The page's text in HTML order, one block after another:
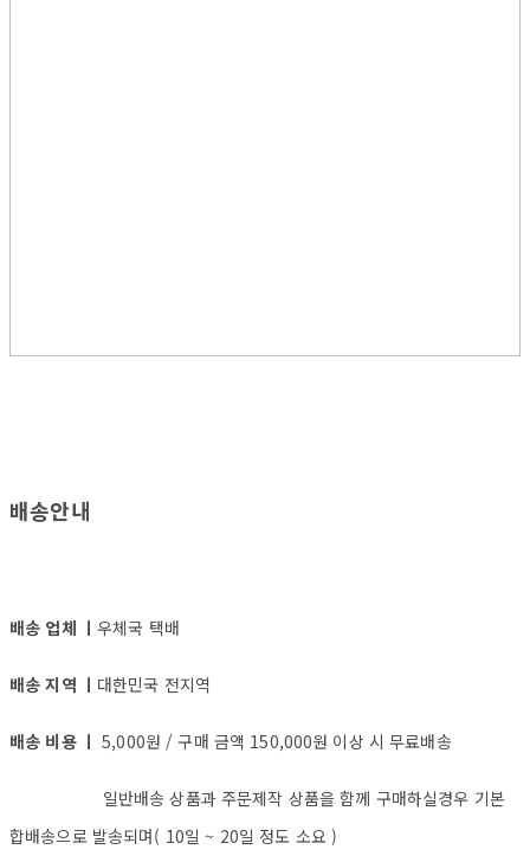
배송안내
배송 업체 ㅣ 우체국 택배
배송 지역 ㅣ 대한민국 전지역
배송 비용 ㅣ5,000원 / 구매 금액 150,000원 이상 시 무료배송
일반배송 상품과 주문제작 상품을 함께 구매하실경우 기본
합배송으로 발송되며( 10일 ~ 20일 정도 소요 )